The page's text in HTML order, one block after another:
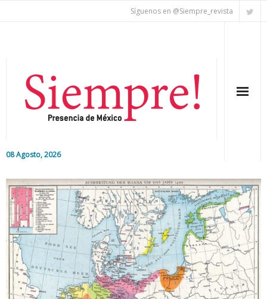
Síguenos en @Siempre_revista
08 Agosto, 2026
Editorial
Nacional
Colaboradores
Internacional